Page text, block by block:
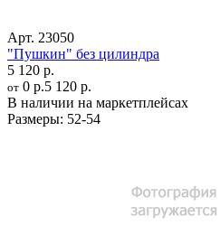
Арт. 23050
"Пушкин" без цилиндра
5 120 р.
от 0 р.5 120 р.
В наличии на маркетплейсах
Размеры: 52-54